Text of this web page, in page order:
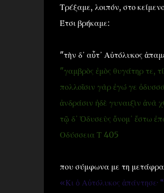
Τρέξαμε, λοιπόν, στο
Έτσι βρήκαμε:
"τὴν δ᾽ αὖτ᾽ Αὐτόλυκος
"γαμβρὸς ἐμὸς θυγάτηρ τε,
πολλοῖσιν γὰρ ἐγώ γε
ἀνδράσιν ἠδὲ γυναιξὶν ἀνὰ
τῷ δ᾽ Ὀδυσεὺς ὄνομ᾽ ἔστω
Οδύσσεια Τ 405
που σύμφωνα με τη
«Κι ὁ Αὐτόλυκος ἀπάντησε·